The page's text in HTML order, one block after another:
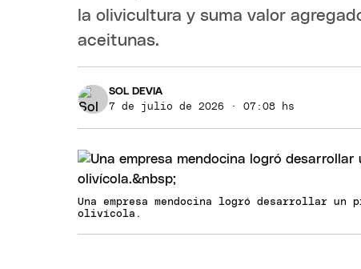
la olivicultura y suma valor
aceitunas.
SOL DEVIA
7 de julio de 2026 · 07:08 hs
Una empresa mendocina logró desarrollar
olivícola.